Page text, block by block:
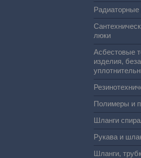
Радиаторные
люки
Асбестовые
изделия,
Полимеры и
Шланги
Рукава и
Шланги,